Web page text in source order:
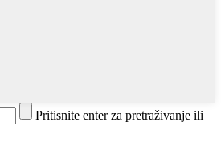
Pritisnite enter za pretraživanje ili